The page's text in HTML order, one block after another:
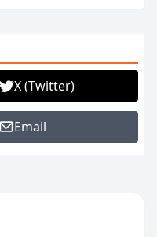
X (Twitter)
Email